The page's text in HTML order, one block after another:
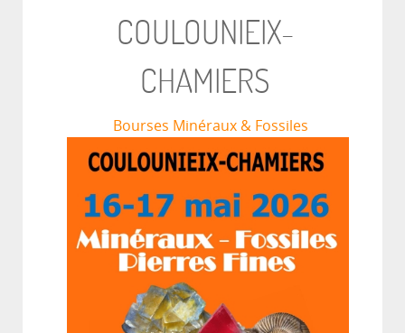
COULOUNIEIX-
CHAMIERS
Bourses Minéraux & Fossiles